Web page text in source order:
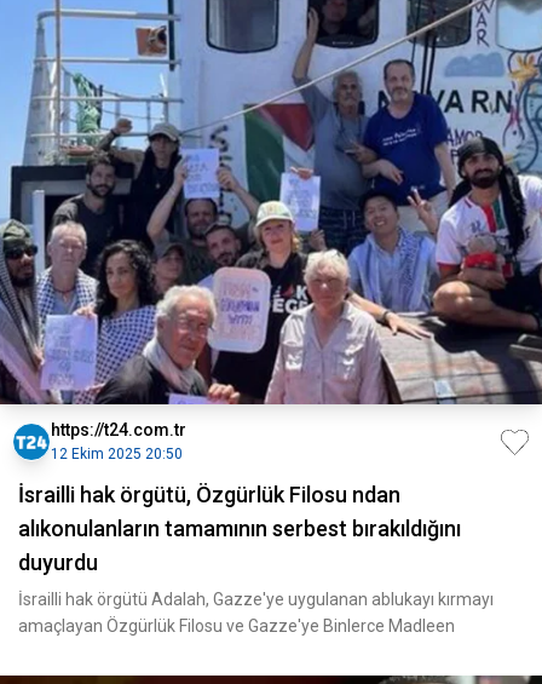
https://t24.com.tr
12 Ekim 2025 20:50
İsrailli hak örgütü, Özgürlük Filosu ndan
alıkonulanların tamamının serbest bırakıldığını
duyurdu
İsrailli hak örgütü Adalah, Gazze'ye uygulanan ablukayı kırmayı
amaçlayan Özgürlük Filosu ve Gazze'ye Binlerce Madleen